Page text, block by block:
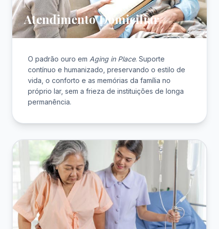
Atendimento Domiciliar
O padrão ouro em Aging in Place. Suporte
contínuo e humanizado, preservando o estilo de
vida, o conforto e as memórias da família no
próprio lar, sem a frieza de instituições de longa
permanência.